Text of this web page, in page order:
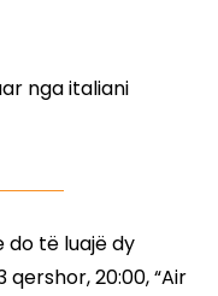
të luajë dy
20:00, “Air